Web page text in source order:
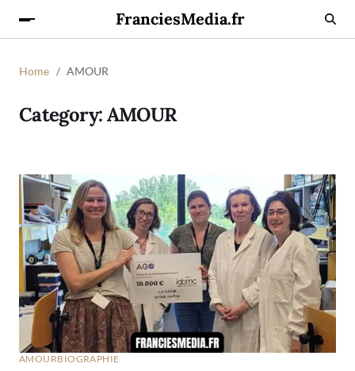
FranciesMedia.fr
Home AMOUR
Category:AMOUR
AMOURBIOGRAPHIE